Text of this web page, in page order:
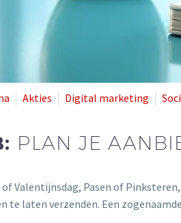
Akties Digital marketing
PLAN JE
Valentijnsdag, Pasen of
te laten verzenden. Een